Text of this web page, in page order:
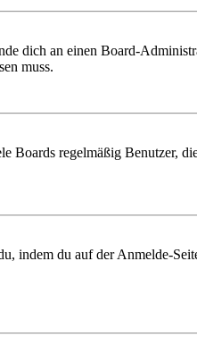
dich an einen Board-
muss.
Boards regelmäßig Benutzer,
indem du auf der Anmelde-